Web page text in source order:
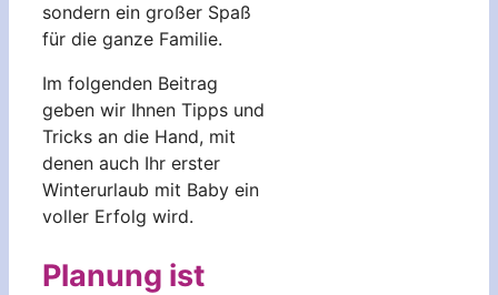
sondern ein großer Spaß
für die ganze Familie.
Im folgenden Beitrag
geben wir Ihnen Tipps und
Tricks an die Hand, mit
denen auch Ihr erster
Winterurlaub mit Baby ein
voller Erfolg wird.
Planung ist